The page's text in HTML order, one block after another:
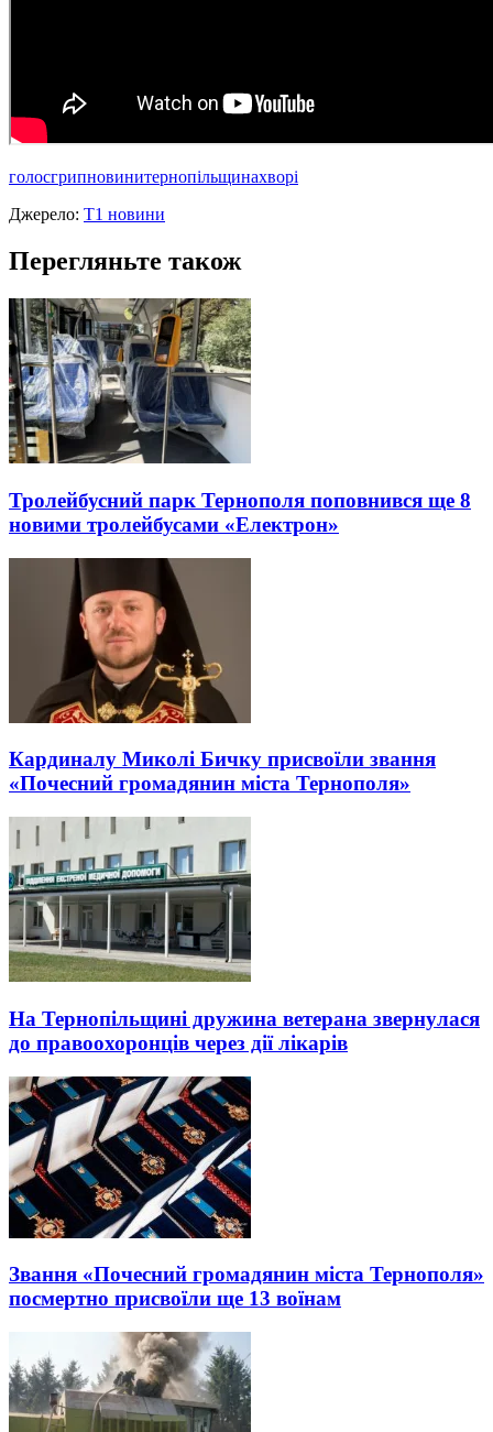
голосгрипновинитернопільщинахворі
Джерело: Т1 новини
Перегляньте також
Тролейбусний парк Тернополя поповнився ще 8
новими тролейбусами «Електрон»
Кардиналу Миколі Бичку присвоїли звання
«Почесний громадянин міста Тернополя»
На Тернопільщині дружина ветерана звернулася
до правоохоронців через дії лікарів
Звання «Почесний громадянин міста Тернополя»
посмертно присвоїли ще 13 воїнам